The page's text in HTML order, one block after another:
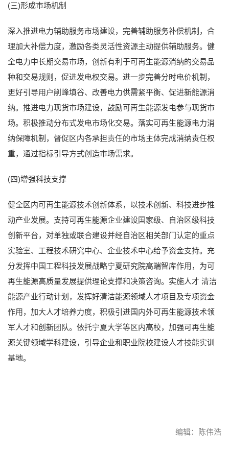
(三)形成市场机制
深入推进电力辅助服务市场建设，完善辅助服务补偿机制，合
理加大补偿力度，激励各类灵活性资源主动提供辅助服务。健
全电力中长期交易市场，创新有利于可再生能源消纳的交易品
种和交易规则，促进发电权交易。进一步完善分时电价机制，
更好引导用户削峰填谷、改善电力供需紧平衡、促进新能源消
纳。推进电力现货市场建设，鼓励可再生能源发电参与现货市
场。积极推动分布式发电市场化交易。落实可再生能源电力消
纳保障机制，督促区内各承担责任的市场主体完成消纳责任权
重，通过指标引导方式创造市场需求。
(四)增强科技支撑
健全区内可再生能源技术创新体系，以技术创新、科技进步推
动产业发展。支持可再生能源企业建设国家级、自治区级科技
创新平台，对单独或联合建设并经自治区相关部门认定的重点
实验室、工程技术研究中心、企业技术中心给予资金支持。充
分发挥中国工程科技发展战略宁夏研究院高端智库作用，为可
再生能源高质量发展提供理论支撑和决策咨询。实施人才 清洁
能源产业行动计划，发挥好清洁能源领域人才项目及专项资金
作用，加大人才培养力度，积极引进国内外可再生能源技术领
军人才和创新团队。依托宁夏大学等区内高校，加强可再生能
源关键领域学科建设，引导企业和职业院校建设人才技能实训
基地。
编辑：陈伟浩